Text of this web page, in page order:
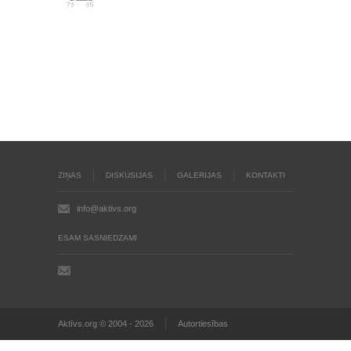
ZIŅAS DISKUSIJAS GALERIJAS KONTAKTI
info@aktivs.org
ESAM SASNIEDZAMI
Aktīvs.org © 2004 - 2026 Autortiesības